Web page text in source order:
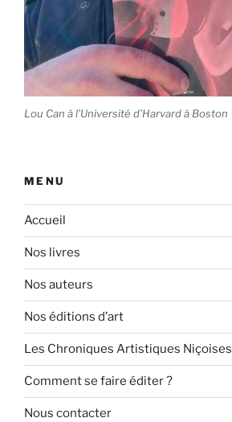
Lou Can à l’Université d’Harvard à Boston
MENU
Accueil
Nos livres
Nos auteurs
Nos éditions d’art
Les Chroniques Artistiques Niçoises
Comment se faire éditer ?
Nous contacter